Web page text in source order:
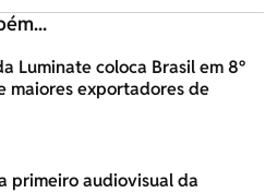
Luminate coloca Brasil em 8º
maiores exportadores de
primeiro audiovisual da